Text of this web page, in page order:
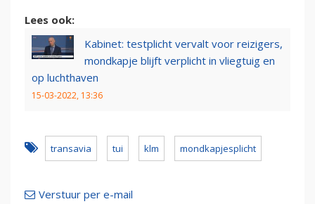
Lees ook:
Kabinet: testplicht vervalt voor reizigers,
mondkapje blijft verplicht in vliegtuig en
op luchthaven
15-03-2022, 13:36
transavia tui klm mondkapjesplicht
Verstuur per e-mail